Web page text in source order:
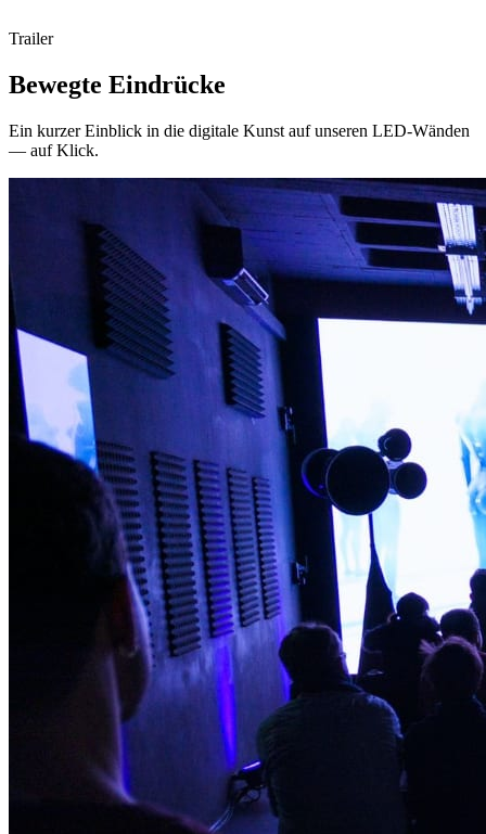
Trailer
Bewegte Eindrücke
Ein kurzer Einblick in die digitale Kunst auf unseren LED-Wänden
— auf Klick.